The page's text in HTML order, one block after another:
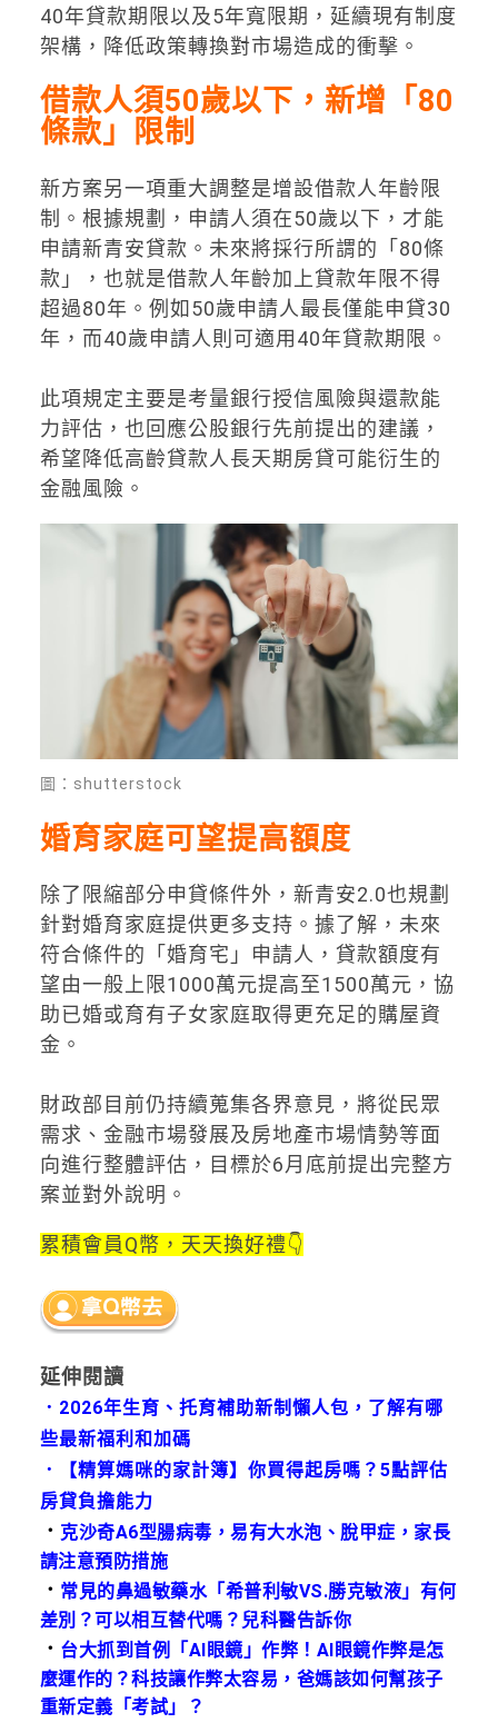
40年貸款期限以及5年寬限期，延續現有制度
架構，降低政策轉換對市場造成的衝擊。
借款人須50歲以下，新增「80
條款」限制
新方案另一項重大調整是增設借款人年齡限
制。根據規劃，申請人須在50歲以下，才能
申請新青安貸款。未來將採行所謂的「80條
款」，也就是借款人年齡加上貸款年限不得
超過80年。例如50歲申請人最長僅能申貸30
年，而40歲申請人則可適用40年貸款期限。
此項規定主要是考量銀行授信風險與還款能
力評估，也回應公股銀行先前提出的建議，
希望降低高齡貸款人長天期房貸可能衍生的
金融風險。
圖：shutterstock
婚育家庭可望提高額度
除了限縮部分申貸條件外，新青安2.0也規劃
針對婚育家庭提供更多支持。據了解，未來
符合條件的「婚育宅」申請人，貸款額度有
望由一般上限1000萬元提高至1500萬元，協
助已婚或育有子女家庭取得更充足的購屋資
金。
財政部目前仍持續蒐集各界意見，將從民眾
需求、金融市場發展及房地產市場情勢等面
向進行整體評估，目標於6月底前提出完整方
案並對外說明。
累積會員Q幣，天天換好禮👇
延伸閱讀
． 2026年生育、托育補助新制懶人包，了解有哪
些最新福利和加碼
．
【精算媽咪的家計簿】你買得起房嗎？5點評估
房貸負擔能力
． 克沙奇A6型腸病毒，易有大水泡、脫甲症，家長
請注意預防措施
． 常見的鼻過敏藥水「希普利敏VS.勝克敏液」有何
差別？可以相互替代嗎？兒科醫告訴你
． 台大抓到首例「AI眼鏡」作弊！AI眼鏡作弊是怎
麼運作的？科技讓作弊太容易，爸媽該如何幫孩子
重新定義「考試」？